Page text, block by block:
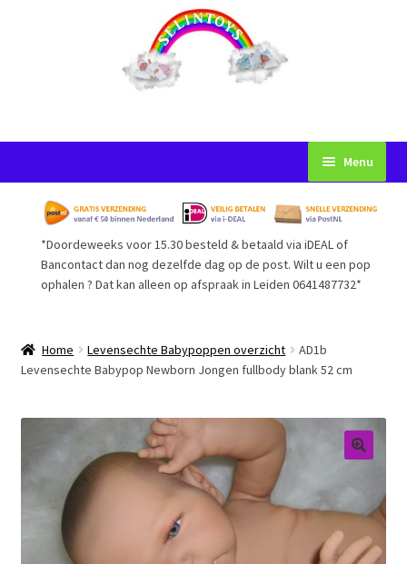
naar
navigatie
inhoud
Menu
Startpagina
Voorwaarden
Afrekenen
Over ons
*Doordeweeks voor 15.30 besteld & betaald via iDEAL of
Bancontact dan nog dezelfde dag op de post. Wilt u een pop
ophalen ? Dat kan alleen op afspraak in Leiden 0641487732*
Home Levensechte Babypoppen overzicht
AD1b
Levensechte Babypop Newborn Jongen fullbody blank 52 cm